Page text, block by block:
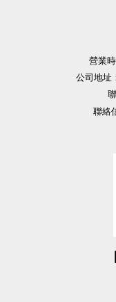
營業
公司地址
聯絡